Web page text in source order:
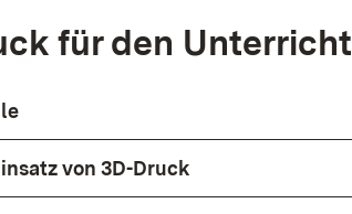
für den Unterricht
von 3D-Druck